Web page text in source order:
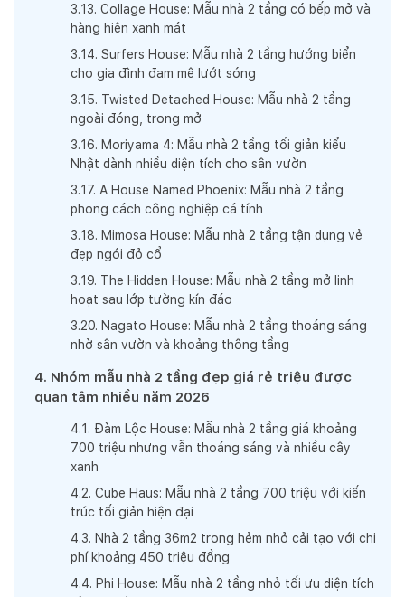
3.13. Collage House: Mẫu nhà 2 tầng có bếp mở và
hàng hiên xanh mát
3.14. Surfers House: Mẫu nhà 2 tầng hướng biển
cho gia đình đam mê lướt sóng
3.15. Twisted Detached House: Mẫu nhà 2 tầng
ngoài đóng, trong mở
3.16. Moriyama 4: Mẫu nhà 2 tầng tối giản kiểu
Nhật dành nhiều diện tích cho sân vườn
3.17. A House Named Phoenix: Mẫu nhà 2 tầng
phong cách công nghiệp cá tính
3.18. Mimosa House: Mẫu nhà 2 tầng tận dụng vẻ
đẹp ngói đỏ cổ
3.19. The Hidden House: Mẫu nhà 2 tầng mở linh
hoạt sau lớp tường kín đáo
3.20. Nagato House: Mẫu nhà 2 tầng thoáng sáng
nhờ sân vườn và khoảng thông tầng
4. Nhóm mẫu nhà 2 tầng đẹp giá rẻ triệu được
quan tâm nhiều năm 2026
4.1 . Đàm Lộc House: Mẫu nhà 2 tầng giá khoảng
700 triệu nhưng vẫn thoáng sáng và nhiều cây
xanh
4.2. Cube Haus: Mẫu nhà 2 tầng 700 triệu với kiến
trúc tối giản hiện đại
4.3. Nhà 2 tầng 36m2 trong hẻm nhỏ cải tạo với chi
phí khoảng 450 triệu đồng
4.4. Phi House: Mẫu nhà 2 tầng nhỏ tối ưu diện tích